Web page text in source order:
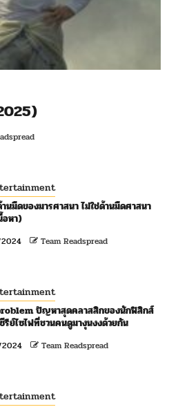
นมืดของมารศาสนา ไม่ใช่ด้านมืดศาสนา
อหา)
Team Readspread
ปัญหาสุดคลาสสิกของนักฟิสิกส์
รีย์ไซไฟที่ชวนคนดูมางุนงงด้วยกัน
Team Readspread